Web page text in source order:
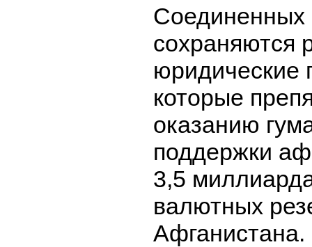
Соединенных
сохраняются
юридические
которые
оказанию
поддержки
3,5
валютных
Афганистана.